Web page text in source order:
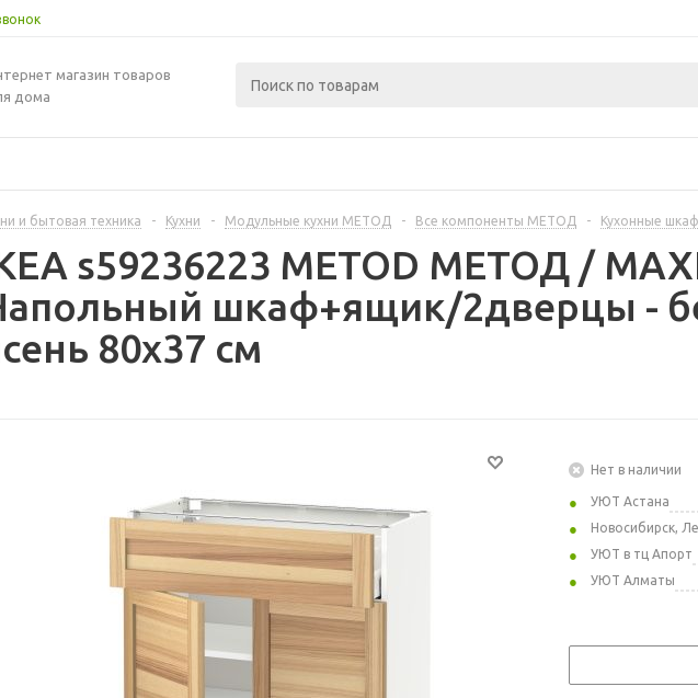
магазин товаров
дома
и бытовая техника - Кухни - Модульные кухни МЕТОД - Все компоненты МЕТОД - Кухонные
s59236223 METOD МЕТОД /
шкаф+ящик/2дверцы -
80x37 см
Нет в наличии
УЮТ Астана
Новосибирск,
УЮТ в тц Апорт
УЮТ Алматы